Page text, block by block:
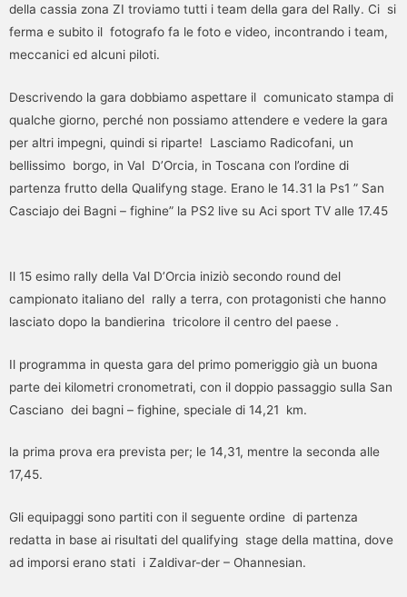
della cassia zona ZI troviamo tutti i team della gara del Rally. Ci si
ferma e subito il fotografo fa le foto e video, incontrando i team,
meccanici ed alcuni piloti.
Descrivendo la gara dobbiamo aspettare il comunicato stampa di
qualche giorno, perché non possiamo attendere e vedere la gara
per altri impegni, quindi si riparte! Lasciamo Radicofani, un
bellissimo borgo, in Val D’Orcia, in Toscana con l’ordine di
partenza frutto della Qualifyng stage. Erano le 14.31 la Ps1 ” San
Casciajo dei Bagni – fighine” la PS2 live su Aci sport TV alle 17.45
Il 15 esimo rally della Val D’Orcia iniziò secondo round del
campionato italiano del rally a terra, con protagonisti che hanno
lasciato dopo la bandierina tricolore il centro del paese .
Il programma in questa gara del primo pomeriggio già un buona
parte dei kilometri cronometrati, con il doppio passaggio sulla San
Casciano dei bagni – fighine, speciale di 14,21 km.
la prima prova era prevista per; le 14,31, mentre la seconda alle
17,45.
Gli equipaggi sono partiti con il seguente ordine di partenza
redatta in base ai risultati del qualifying stage della mattina, dove
ad imporsi erano stati i Zaldivar-der – Ohannesian.